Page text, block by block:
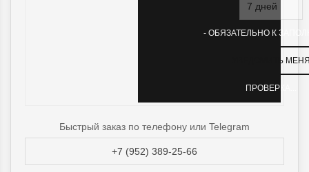
- ОБЯЗАТЕЛЬНО К
ПРОВЕРКА...
Быстрый заказ по телефону или Telegram
+7 (952) 389-25-66